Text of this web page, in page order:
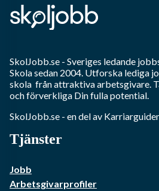
SkolJobb.se - Sveriges ledande
Skolasedan 2004. Utforska lediga
skola från attraktiva arbetsgivare.
och förverkliga Din fulla potential.
SkolJobb.se - en del av
Tjänster
Jobb
Arbetsgivarprofiler